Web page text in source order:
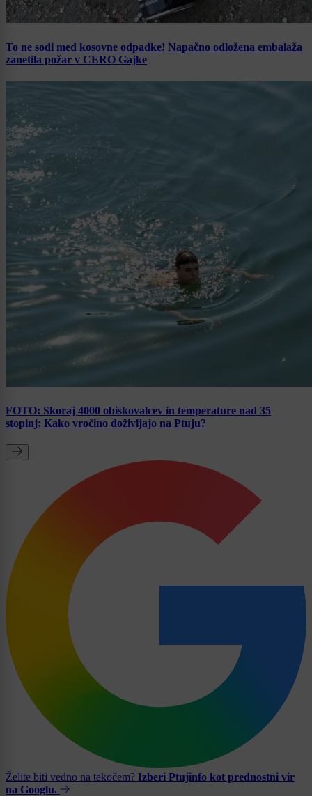
To ne sodi med kosovne odpadke! Napačno odložena embalaža
zanetila požar v CERO Gajke
FOTO: Skoraj 4000 obiskovalcev in temperature nad 35
stopinj: Kako vročino doživljajo na Ptuju?
Želite biti vedno na tekočem? Izberi Ptujinfo kot prednostni vir
na Googlu.